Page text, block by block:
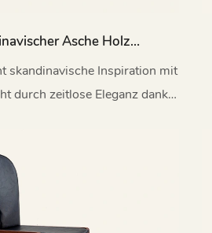
Asche Holz
Essstuhl My204
skandinavische Inspiration mit
durch zeitlose Eleganz dank